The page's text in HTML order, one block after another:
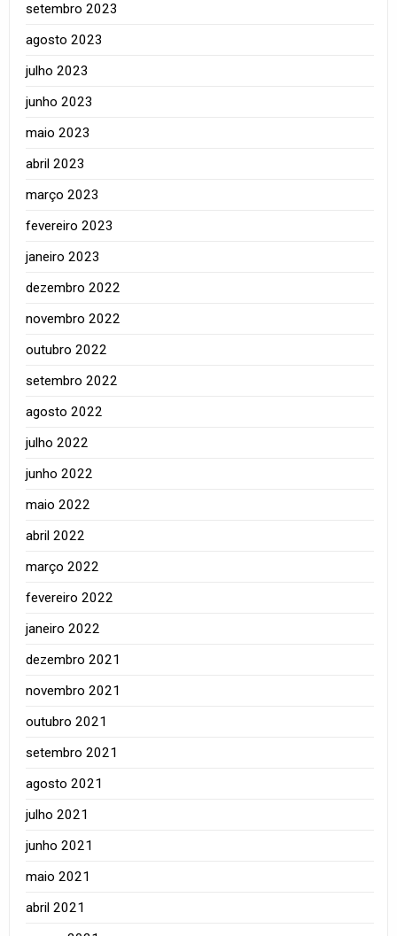
setembro 2023
agosto 2023
julho 2023
junho 2023
maio 2023
abril 2023
março 2023
fevereiro 2023
janeiro 2023
dezembro 2022
novembro 2022
outubro 2022
setembro 2022
agosto 2022
julho 2022
junho 2022
maio 2022
abril 2022
março 2022
fevereiro 2022
janeiro 2022
dezembro 2021
novembro 2021
outubro 2021
setembro 2021
agosto 2021
julho 2021
junho 2021
maio 2021
abril 2021